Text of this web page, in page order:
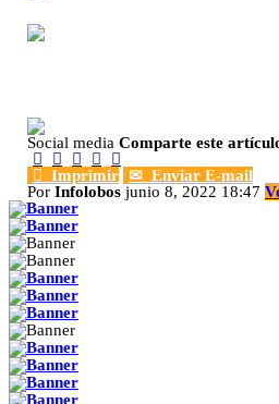
Social media Comparte este

  


Imprimir ✉ Enviar E-mail
Por Infolobos junio 8, 2022 18:47